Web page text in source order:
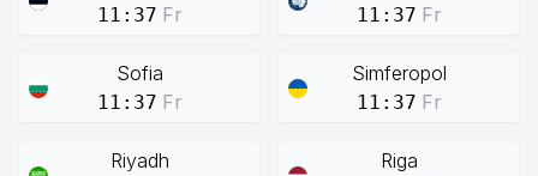
11:37 Fr 11:37 Fr
Sofia
11:37 Fr
Simferopol
11:37 Fr
Riyadh Riga